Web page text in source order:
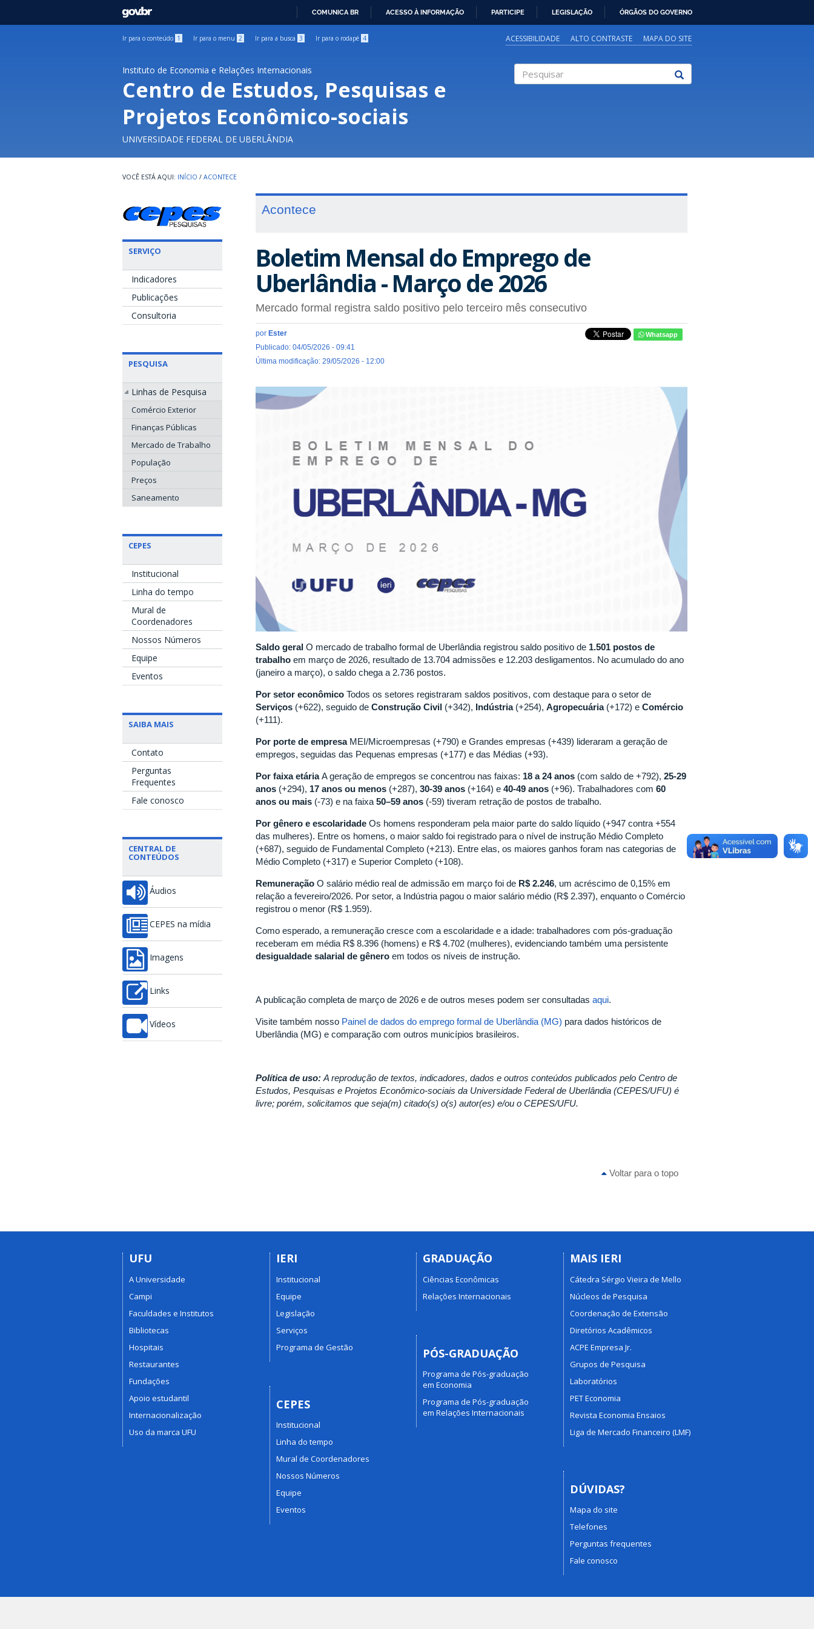
GOVBR
COMUNICA BR ACESSO À INFORMAÇÃO PARTICIPE LEGISLAÇÃO ÓRGÃOS DO GOVERNO
Ir para o conteúdo 1 Ir para o menu 2 Ir para a busca 3 Ir para o rodapé 4 ACESSIBILIDADE ALTO CONTRASTE MAPA DO SITE
Instituto de Economia e Relações Internacionais
Centro de Estudos, Pesquisas e
Projetos Econômico-sociais
UNIVERSIDADE FEDERAL DE UBERLÂNDIA
INÍCIO / ACONTECE
SERVIÇO
Indicadores
Publicações
Consultoria
PESQUISA
Linhas de Pesquisa
Comércio Exterior
Finanças Públicas
Mercado de Trabalho
População
Preços
Saneamento
CEPES
Institucional
Linha do tempo
Mural de
Coordenadores
Nossos Números
Equipe
Eventos
SAIBA MAIS
Contato
Perguntas
Frequentes
Fale conosco
CENTRAL DE
CONTEÚDOS
Áudios
CEPES na mídia
Imagens
Links
Vídeos
Acontece
Boletim Mensal do Emprego de
Uberlândia - Março de 2026
Mercado formal registra saldo positivo pelo terceiro mês consecutivo
por Ester
Publicado: 04/05/2026 - 09:41
Última modificação: 29/05/2026 - 12:00
Whatsapp
Saldo geral O mercado de trabalho formal de Uberlândia registrou saldo positivo de 1.501 postos de
trabalho em março de 2026, resultado de 13.704 admissões e 12.203 desligamentos. No acumulado do ano
(janeiro a março), o saldo chega a 2.736 postos.
Por setor econômico Todos os setores registraram saldos positivos, com destaque para o setor de
Serviços (+622), seguido de Construção Civil (+342), Indústria(+254), Agropecuária(+172) e Comércio
(+111).
Por porte de empresaMEI/Microempresas (+790) e Grandes empresas (+439) lideraram a geração de
empregos, seguidas das Pequenas empresas (+177) e das Médias (+93).
Por faixa etáriaA geração de empregos se concentrou nas faixas: 18 a 24 anos (com saldo de +792), 25-29
anos (+294), 17 anos ou menos (+287), 30-39 anos (+164) e 40-49 anos (+96). Trabalhadores com 60
anos ou mais (-73) e na faixa 50–59 anos (-59) tiveram retração de postos de trabalho.
Por gênero e escolaridade Os homens responderam pela maior parte do saldo líquido (+947 contra +554
das mulheres). Entre os homens, o maior saldo foi registrado para o nível de instrução Médio Completo
(+687), seguido de Fundamental Completo (+213). Entre elas, os maiores ganhos foram nas categorias de
Médio Completo (+317) e Superior Completo (+108).
Remuneração O salário médio real de admissão em março foi de R$ 2.246, um acréscimo de 0,15% em
relação a fevereiro/2026. Por setor, a Indústria pagou o maior salário médio (R$ 2.397), enquanto o Comércio
registrou o menor (R$ 1.959).
Como esperado, a remuneração cresce com a escolaridade e a idade: trabalhadores com pós-graduação
receberam em média R$ 8.396 (homens) e R$ 4.702 (mulheres), evidenciando também uma persistente
desigualdade salarial de gênero em todos os níveis de instrução.
A publicação completa de março de 2026 e de outros meses podem ser consultadas aqui.
Visite também nosso Painel de dados do emprego formal de Uberlândia (MG) para dados históricos de
Uberlândia (MG) e comparação com outros municípios brasileiros.
Política de uso: A reprodução de textos, indicadores, dados e outros conteúdos publicados pelo Centro de
Estudos, Pesquisas e Projetos Econômico-sociais da Universidade Federal de Uberlândia (CEPES/UFU) é
livre; porém, solicitamos que seja(m) citado(s) o(s) autor(es) e/ou o CEPES/UFU.
Voltar para o topo
UFU
A Universidade
Campi
Faculdades e Institutos
Bibliotecas
Hospitais
Restaurantes
Fundações
Apoio estudantil
Internacionalização
Uso da marca UFU
IERI
Institucional
Equipe
Legislação
Serviços
Programa de Gestão
CEPES
Institucional
Linha do tempo
Mural de Coordenadores
Nossos Números
Equipe
Eventos
GRADUAÇÃO
Ciências Econômicas
Relações Internacionais
PÓS-GRADUAÇÃO
Programa de Pós-graduação
em Economia
Programa de Pós-graduação
em Relações Internacionais
MAIS IERI
Cátedra Sérgio Vieira de Mello
Núcleos de Pesquisa
Coordenação de Extensão
Diretórios Acadêmicos
ACPE Empresa Jr.
Grupos de Pesquisa
Laboratórios
PET Economia
Revista Economia Ensaios
Liga de Mercado Financeiro (LMF)
DÚVIDAS?
Mapa do site
Telefones
Perguntas frequentes
Fale conosco